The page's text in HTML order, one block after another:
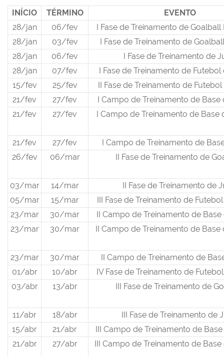
INÍCIO TÉRMINO
EVENTO
28/jan
06/fev
I Fase de Treinamento de
28/jan
03/fev
I Fase de Treinamento de
28/jan
06/fev
I Fase de Treinamento de
28/jan
07/fev
I Fase de Treinamento de
15/fev
25/fev
II Fase de Treinamento de
21/fev
27/fev
I Campo de Treinamento de Base
21/fev
27/fev I Campo de Treinamento de Base
21/fev 27/fev
I Campo de Treinamento de
26/fev
06/mar II Fase de Treinamento de
03/mar 14/mar
II Fase de Treinamento de
05/mar
15/mar
III Fase de Treinamento de
23/mar
30/mar
II Campo de Treinamento de
23/mar
30/mar II Campo de Treinamento de Base
23/mar 30/mar
II Campo de Treinamento de
01/abr
10/abr
IV Fase de Treinamento de
03/abr
13/abr III Fase de Treinamento de
11/abr 18/abr
III Fase de Treinamento de
15/abr
21/abr
III Campo de Treinamento de
21/abr
27/abr III Campo de Treinamento de